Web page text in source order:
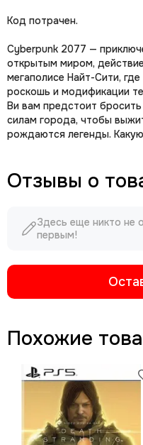
Код потрачен.
Cyberpunk 2077 —
открытым миром,
мегаполисе Найт-Сити,
роскошь и модификации
Ви вам предстоит
силам города, чтобы
рождаются легенды.
Отзывы о
Здесь еще никто не
первым!
Похожие